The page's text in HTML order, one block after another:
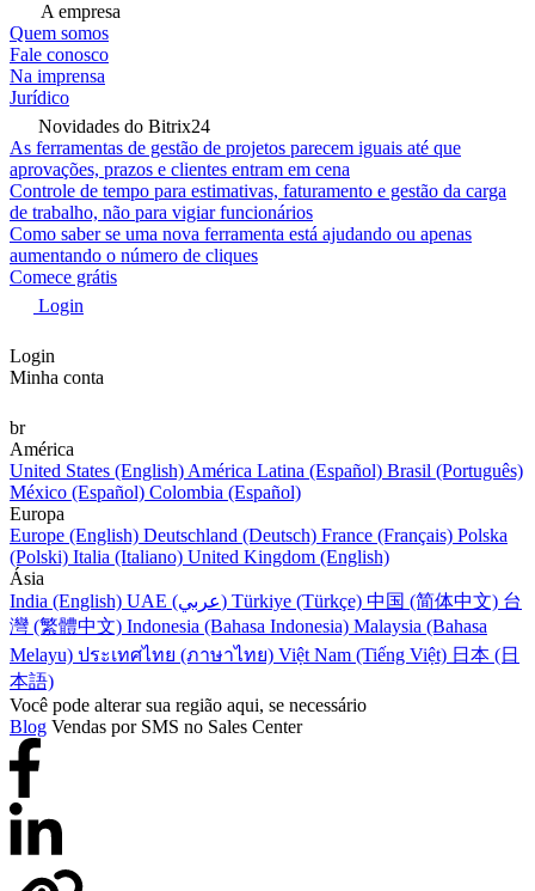
A empresa
Quem somos
Fale conosco
Na imprensa
Jurídico
Novidades do Bitrix24
As ferramentas de gestão de projetos parecem iguais até que
aprovações, prazos e clientes entram em cena
Controle de tempo para estimativas, faturamento e gestão da carga
de trabalho, não para vigiar funcionários
Como saber se uma nova ferramenta está ajudando ou apenas
aumentando o número de cliques
Comece grátis
Login
Login
Minha conta
br
América
United States (English) América Latina (Español) Brasil (Português)
México (Español) Colombia (Español)
Europa
Europe (English) Deutschland (Deutsch) France (Français) Polska
(Polski) Italia (Italiano) United Kingdom (English)
Ásia
India (English)
UAE (عربي) Türkiye (Türkçe) 中国 (简体中文) 台
灣 (繁體中文) Indonesia (Bahasa Indonesia) Malaysia (Bahasa
Melayu) ประเทศไทย (ภาษาไทย) Việt Nam (Tiếng Việt) 日本 (日
本語)
Você pode alterar sua região aqui, se necessário
Blog Vendas por SMS no Sales Center